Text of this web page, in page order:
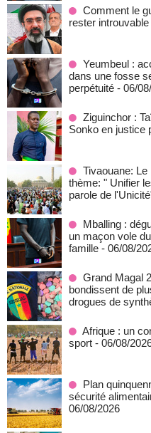
Comment le
rester
Yeumbeul :
dans une fosse
perpétuité - 06/
Ziguinchor :
Sonko en justice
Tivaouane:
thème: " Unifier
parole de
Mballing :
un maçon vole
famille - 06/08/
Grand Magal
bondissent de
drogues de
Afrique : un
sport - 06/08/
Plan
sécurité
06/08/2026